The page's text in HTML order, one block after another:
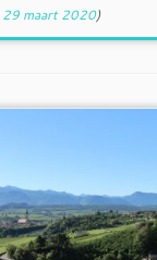
29 maart 2020)